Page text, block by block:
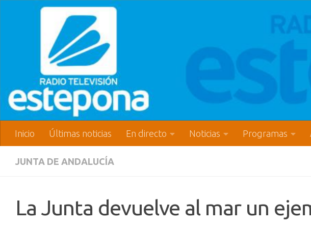
Inicio Últimas noticias En directo Noticias Programas
JUNTA DE ANDALUCÍA
La Junta devuelve al mar un